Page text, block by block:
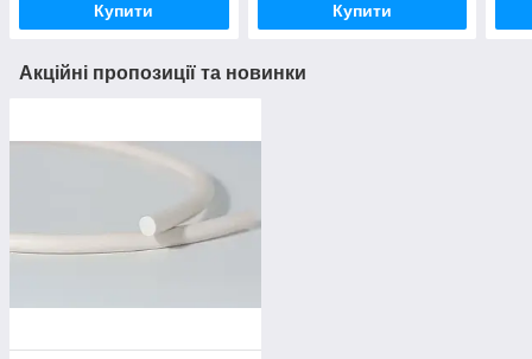
Купити Купити
Акційні пропозиції та новинки